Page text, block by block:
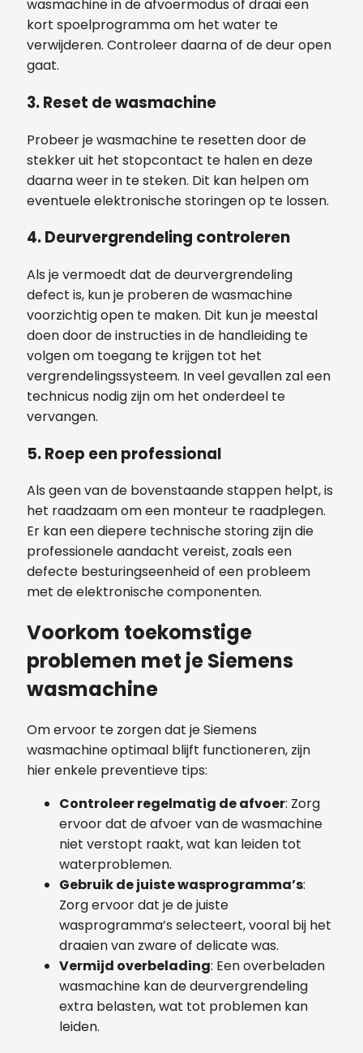
wasmachine in de afvoermodus of draai een
kort spoelprogramma om het water te
verwijderen. Controleer daarna of de deur open
gaat.
3.Reset de wasmachine
Probeer je wasmachine te resetten door de
stekker uit het stopcontact te halen en deze
daarna weer in te steken. Dit kan helpen om
eventuele elektronische storingen op te lossen.
4.Deurvergrendeling controleren
Als je vermoedt dat de deurvergrendeling
defect is, kun je proberen de wasmachine
voorzichtig open te maken. Dit kun je meestal
doen door de instructies in de handleiding te
volgen om toegang te krijgen tot het
vergrendelingssysteem. In veel gevallen zal een
technicus nodig zijn om het onderdeel te
vervangen.
5.Roep een professional
Als geen van de bovenstaande stappen helpt, is
het raadzaam om een monteur te raadplegen.
Er kan een diepere technische storing zijn die
professionele aandacht vereist, zoals een
defecte besturingseenheid of een probleem
met de elektronische componenten.
Voorkom toekomstige
problemen met je Siemens
wasmachine
Om ervoor te zorgen dat je Siemens
wasmachine optimaal blijft functioneren, zijn
hier enkele preventieve tips:
Controleer regelmatig de afvoer: Zorg
ervoor dat de afvoer van de wasmachine
niet verstopt raakt, wat kan leiden tot
waterproblemen.
Gebruik de juiste wasprogramma’s:
Zorg ervoor dat je de juiste
wasprogramma’s selecteert, vooral bij het
draaien van zware of delicate was.
Vermijd overbelading: Een overbeladen
wasmachine kan de deurvergrendeling
extra belasten, wat tot problemen kan
leiden.